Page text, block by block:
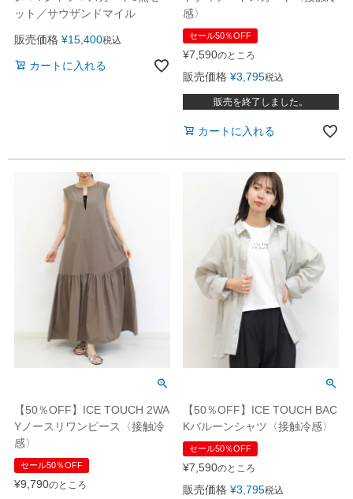
ット／サウザンドマイル
販売価格 ¥15,400税込
カートに入れる
感〉
セール50％OFF
¥7,590のところ
販売価格 ¥3,795税込
販売を終了しました。
カートに入れる
【50％OFF】ICE TOUCH 2WA
Yノースリワンピース〈接触冷
感〉
セール50％OFF
¥9,790のところ
【50％OFF】ICE TOUCH BAC
Kバルーンシャツ〈接触冷感〉
セール50％OFF
¥7,590のところ
販売価格 ¥3,795税込